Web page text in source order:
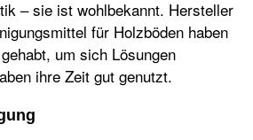
– sie ist wohlbekannt. Hersteller
für Holzböden haben
um sich Lösungen
ihre Zeit gut genutzt.